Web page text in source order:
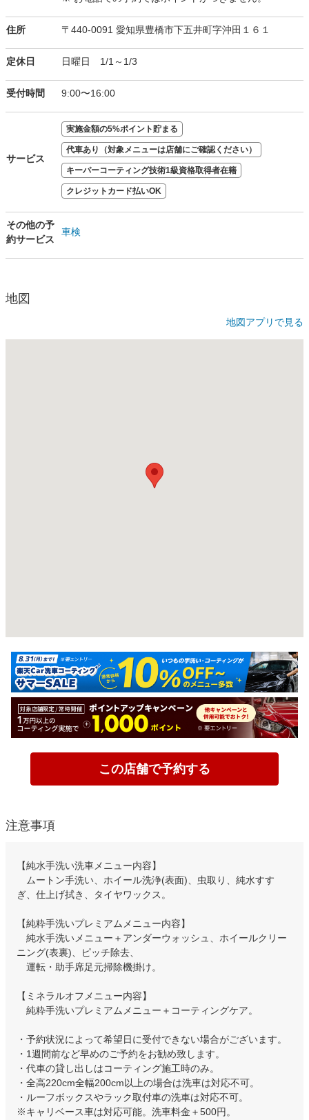
住所 〒440-0091 愛知県豊橋市下五井町字沖田１６１
定休日 日曜日 1/1～1/3
受付時間 9:00〜16:00
サービス
実施金額の5%ポイント貯まる
代車あり（対象メニューは店舗にご確認ください）
キーパーコーティング技術1級資格取得者在籍
クレジットカード払いOK
その他の予
約サービス
車検
地図
地図アプリで見る
この店舗で予約する
注意事項
【純水手洗い洗車メニュー内容】
ムートン手洗い、ホイール洗浄(表面)、虫取り、純水すす
ぎ、仕上げ拭き、タイヤワックス。
【純粋手洗いプレミアムメニュー内容】
純水手洗いメニュー＋アンダーウォッシュ、ホイールクリー
ニング(表裏)、ピッチ除去、
運転・助手席足元掃除機掛け。
【ミネラルオフメニュー内容】
純粋手洗いプレミアムメニュー＋コーティングケア。
・予約状況によって希望日に受付できない場合がございます。
・1週間前など早めのご予約をお勧め致します。
・代車の貸し出しはコーティング施工時のみ。
・全高220cm全幅200cm以上の場合は洗車は対応不可。
・ルーフボックスやラック取付車の洗車は対応不可。
※キャリベース車は対応可能。洗車料金＋500円。